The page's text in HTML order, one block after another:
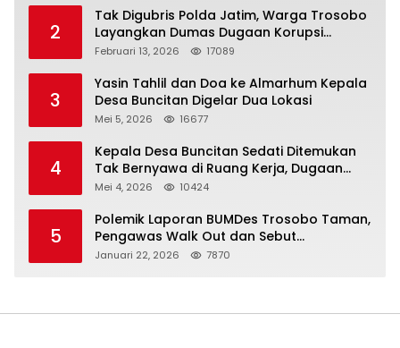
2
Tak Digubris Polda Jatim, Warga Trosobo
Layangkan Dumas Dugaan Korupsi
Oknum DPRD Sidoarjo ke Kapolri
Februari 13, 2026 17089
3
Yasin Tahlil dan Doa ke Almarhum Kepala
Desa Buncitan Digelar Dua Lokasi
Mei 5, 2026 16677
4
Kepala Desa Buncitan Sedati Ditemukan
Tak Bernyawa di Ruang Kerja, Dugaan
Bunuh Diri Menguat
Mei 4, 2026 10424
5
Polemik Laporan BUMDes Trosobo Taman,
Pengawas Walk Out dan Sebut
Kejanggalan
Januari 22, 2026 7870